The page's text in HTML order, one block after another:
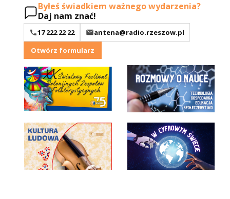
Byłeś świadkiem ważnego wydarzenia?
Daj nam znać!
17 222 22 22
antena@radio.rzeszow.pl
Otwórz formularz